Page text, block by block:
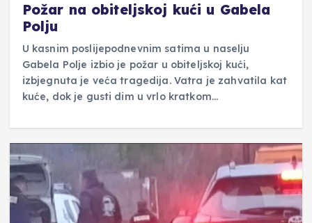
Požar na obiteljskoj kući u Gabela
Polju
U kasnim poslijepodnevnim satima u naselju
Gabela Polje izbio je požar u obiteljskoj kući,
izbjegnuta je veća tragedija. Vatra je zahvatila kat
kuće, dok je gusti dim u vrlo kratkom…